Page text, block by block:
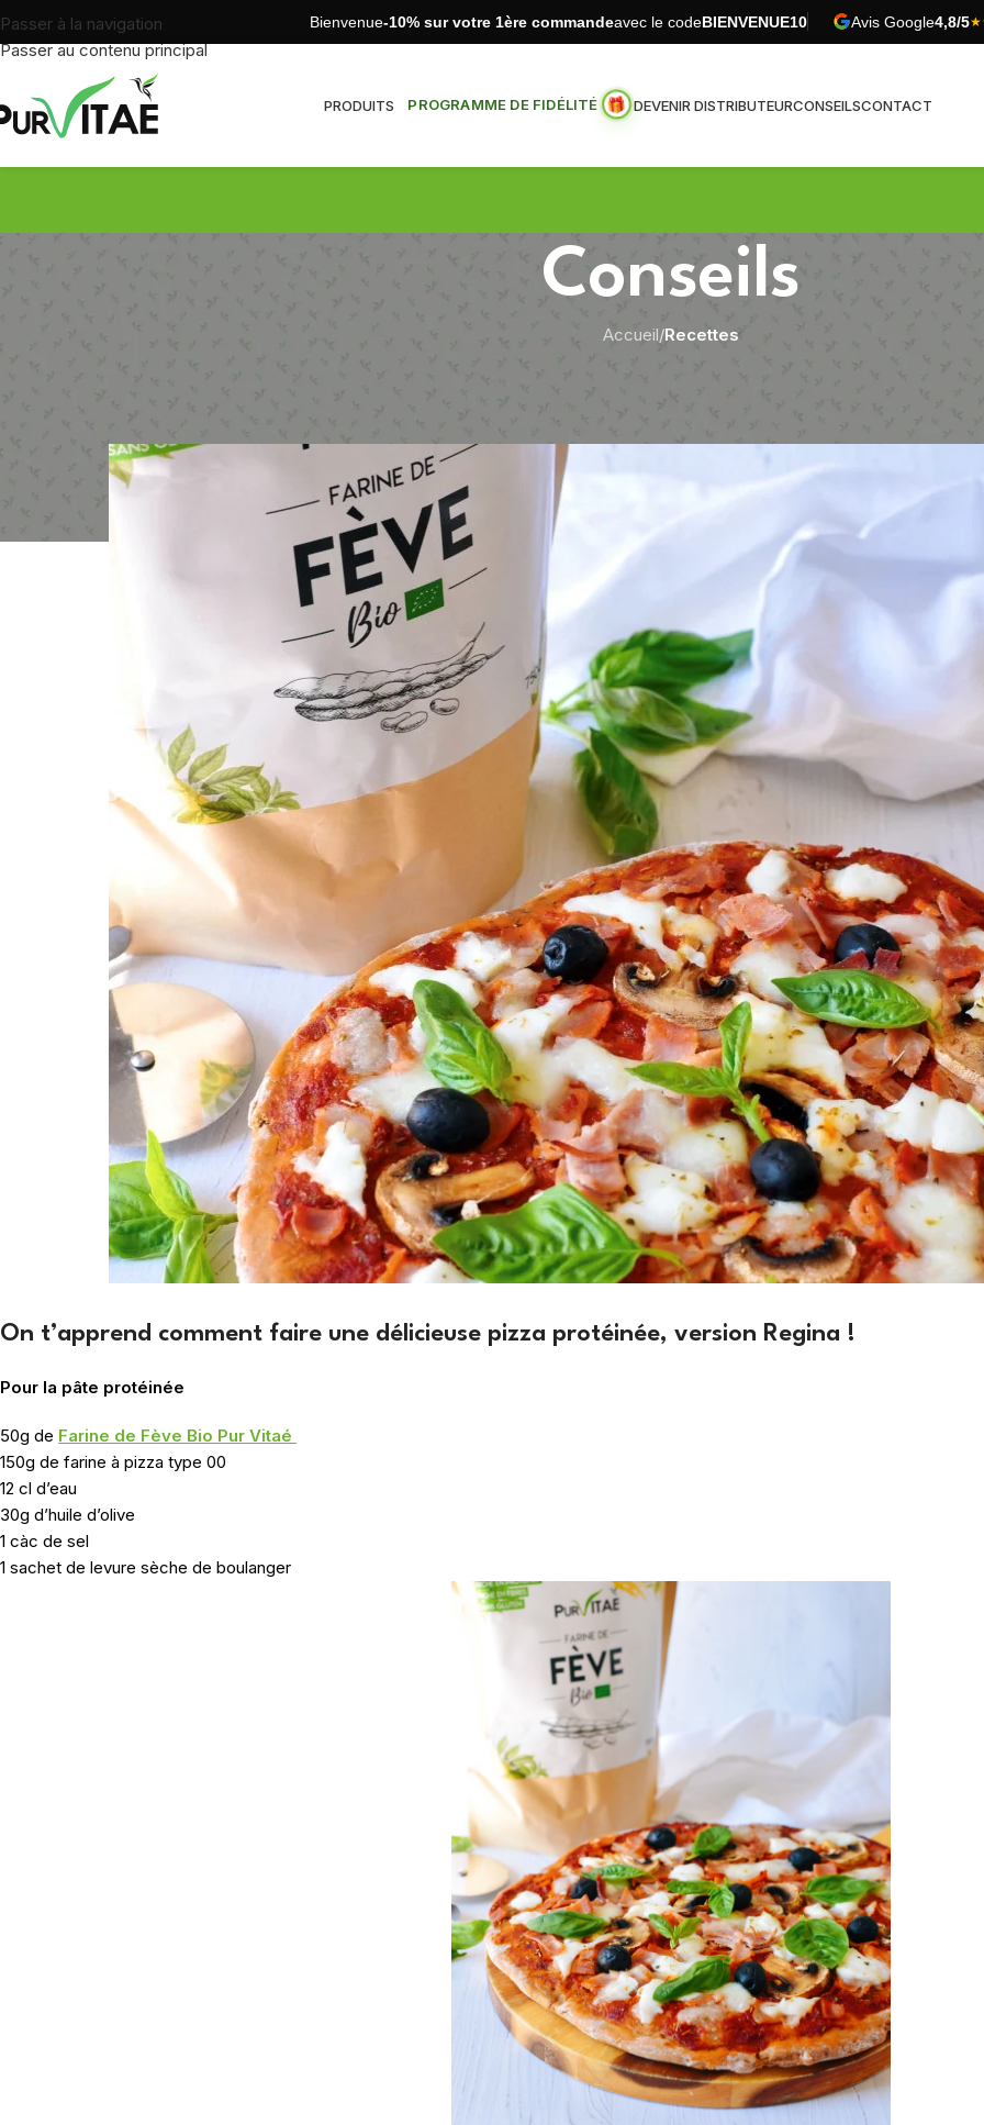
Passer à la navigation
Passer au contenu principal
Bienvenue-10% sur votre 1ère commandeavec le codeBIENVENUE10 Avis Google4,8/5
PRODUITS
MINCEUR ET PERTE DE POIDS
Draineur Détox
Coupe Faim Mécanique Bio
Fitness Shot Silhouette
FOOD
Farine de Fève Bio
65% DE PROTÉINES !
Sucre de Datte
Pancakes protéinés
BIENTÔT
PROGRAMME DE FIDÉLITÉ DEVENIR DISTRIBUTEURCONSEILSCONTACT
Conseils
Accueil/Recettes
On t’apprend comment faire une délicieuse pizza protéinée, version Regina !
Pour la pâte protéinée
50g de Farine de Fève Bio Pur Vitaé
150g de farine à pizza type 00
12 cl d’eau
30g d’huile d’olive
1 càc de sel
1 sachet de levure sèche de boulanger